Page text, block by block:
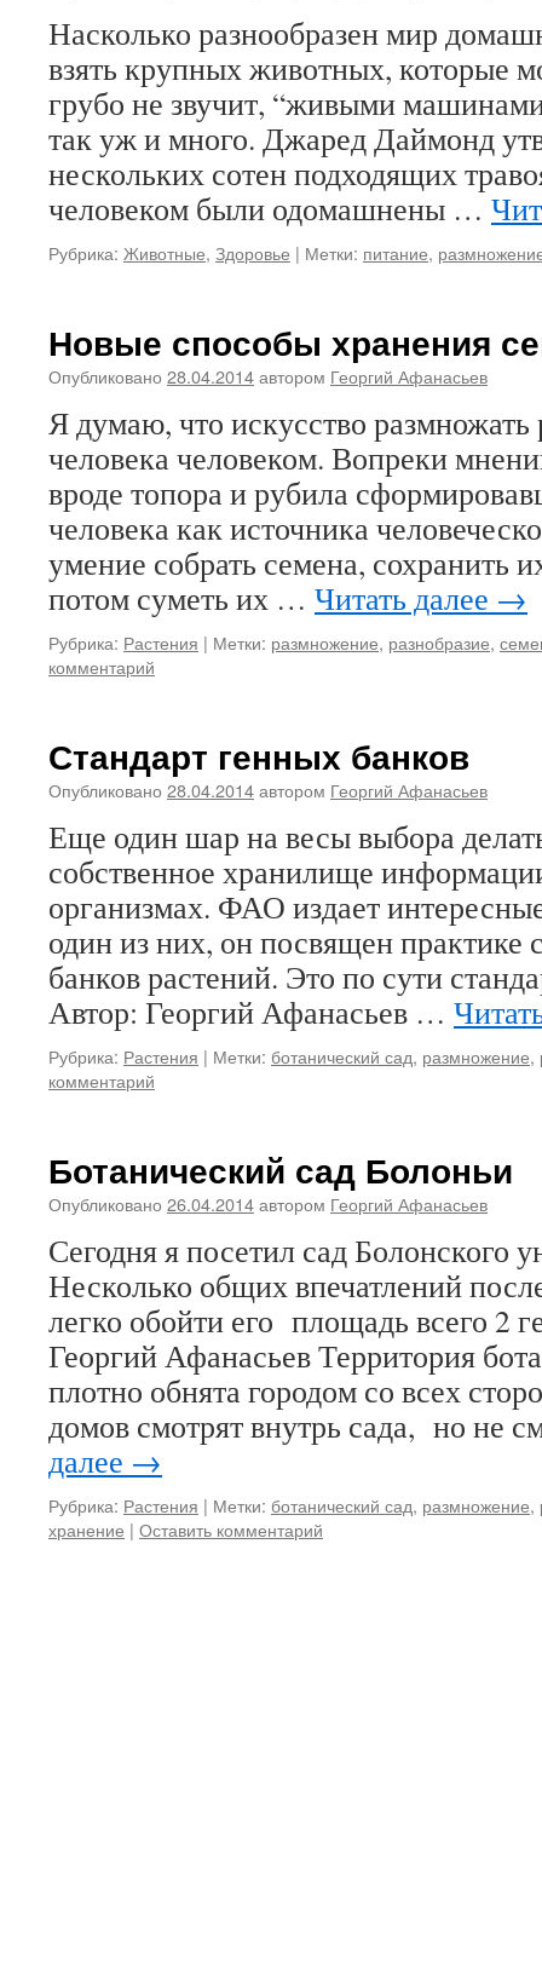
Насколько разнообразен мир
взять крупных животных, которые
грубо не звучит, “живыми
так уж и много. Джаред Даймонд
нескольких сотен подходящих
человеком были одомашнены …
Рубрика: Животные, Здоровье | Метки: питание,
Новые способы хранения
Опубликовано 28.04.2014автором Георгий Афанасьев
Я думаю, что искусство размножать
человека человеком. Вопреки
вроде топора и рубила
человека как источника
умение собрать семена, сохранить
потом суметь их … Читать далее →
Рубрика: Растения | Метки: размножение, разнобразие,
комментарий
Стандарт генных банков
Опубликовано 28.04.2014автором Георгий Афанасьев
Еще один шар на весы выбора
собственное хранилище
организмах. ФАО издает
один из них, он посвящен практике
банков растений. Это по сути
Автор: Георгий Афанасьев …
Рубрика: Растения | Метки: ботанический сад, размножение,
комментарий
Ботанический сад Болоньи
Опубликовано 26.04.2014автором Георгий Афанасьев
Сегодня я посетил сад Болонского
Несколько общих впечатлений
легко обойти его площадь всего 2
Георгий Афанасьев Территория
плотно обнята городом со всех
домов смотрят внутрь сада, но не
далее →
Рубрика: Растения | Метки: ботанический сад, размножение,
хранение | Оставить комментарий